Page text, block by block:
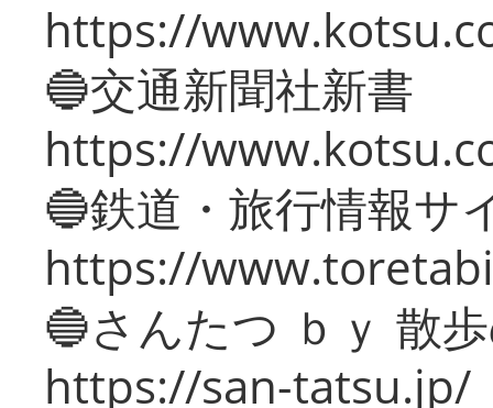
https://
🔵交通新聞社新書
https://
🔵鉄道・旅行情報サ
https://
🔵さんたつ ｂｙ 散
https://san-tatsu.jp/